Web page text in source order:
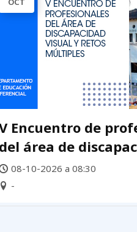
Encuentro de
del área de
y retos
08-10-2026 a 08:30
-